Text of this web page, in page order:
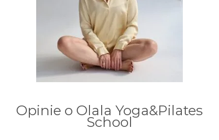
Opinie o Olala Yoga&Pilates
School